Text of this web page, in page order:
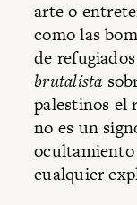
arte o
como las
de
brutalista
palestinos el
no es un
ocultamiento
cualquier